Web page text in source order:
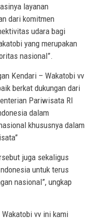
layanan
dari komitmen
udara bagi
yang merupakan
nasional”.
Kendari – Wakatobi vv
berkat dukungan dari
Pariwisata RI
dalam
khususnya dalam
juga sekaligus
untuk terus
nasional”, ungkap
vv ini kami